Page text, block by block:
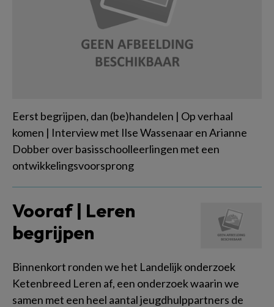
Eerst begrijpen, dan (be)handelen | Op verhaal
komen | Interview met Ilse Wassenaar en Arianne
Dobber over basisschoolleerlingen met een
ontwikkelingsvoorsprong
Vooraf | Leren
begrijpen
Binnenkort ronden we het Landelijk onderzoek
Ketenbreed Leren af, een onderzoek waarin we
samen met een heel aantal jeugdhulppartners de